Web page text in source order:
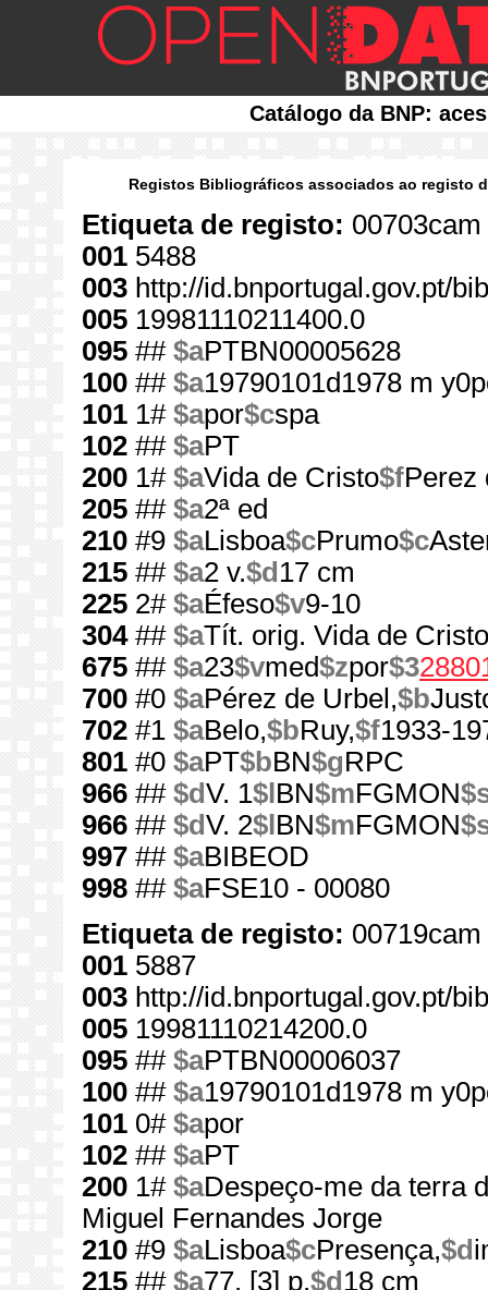
Catálogo da BNP:
Registos Bibliográficos associados ao registo
Etiqueta de registo:
001 5488
003 http://id.bnportugal.gov.pt/
005 19981110211400.0
095 ## $aPTBN00005628
100 ## $a19790101d1978 m
101 1# $apor$cspa
102 ## $aPT
200 1# $aVida de Cristo$fPerez
205 ## $a2ª ed
210 #9 $aLisboa$cPrumo$c
215 ## $a2 v.$d 17 cm
225 2# $aÉfeso$v9-10
304## $aTít. orig. Vida de Cristo
675 ## $a23$vmed$zpor$3
700 #0 $aPérez de Urbel,$b
702 #1 $aBelo,$bRuy,$f1933-
801 #0 $aPT$bBN$gRPC
966 ## $dV. 1$l BN$mFGMON
966 ## $dV. 2$l BN$mFGMON
997 ## $aBIBEOD
998 ## $aFSE10 - 00080
Etiqueta de registo:
001 5887
003 http://id.bnportugal.gov.pt/
005 19981110214200.0
095 ## $aPTBN00006037
100 ## $a19790101d1978 m
101 0# $apor
102 ## $aPT
200 1# $aDespeço-me da terra
Miguel Fernandes Jorge
210 #9 $aLisboa$cPresença,$d
215 ## $a77, [3] p.$d 18 cm